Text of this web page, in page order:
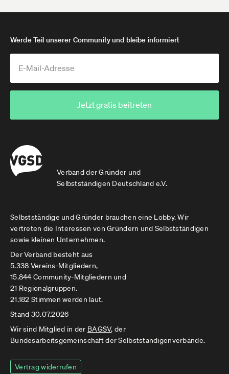
Verband der Gründer und
Selbstständigen Deutschland e.V.
Werde Teil unserer Community und bleibe informiert
Jetzt gratis beitreten
Selbstständige und Gründer brauchen eine Lobby. Wir
vertreten die Interessen von Gründern und Selbstständigen
sowie kleinen Unternehmen.
Der Verband besteht aus
5.338 Vereins-Mitgliedern,
15.844 Community-Mitgliedern und
21 Regionalgruppen.
21.182 Stimmen werden laut.
Stand 30.07.2026
Wir sind Mitglied in der BAGSV, der
Bundesarbeitsgemeinschaft der Selbstständigenverbände.
Vertrag widerrufen